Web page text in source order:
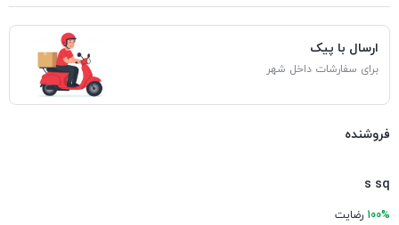
ارسال با پیک
برای سفارشات داخل شهر
فروشنده
s sq
100% رضایت